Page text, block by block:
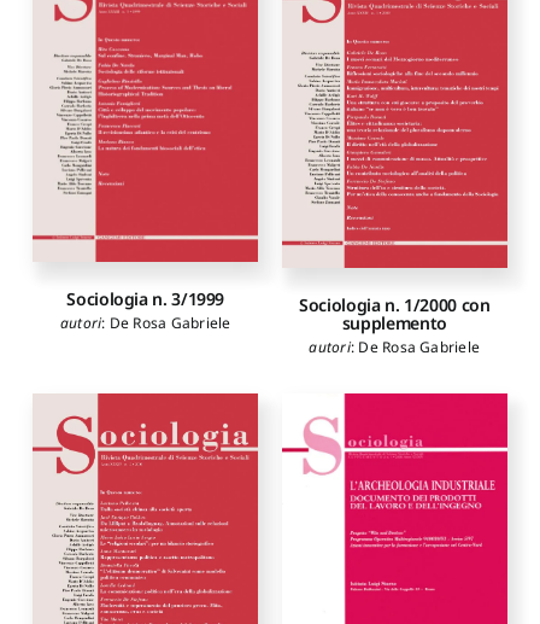
Sociologia n. 3/1999
autori: De Rosa Gabriele
Sociologia n. 1/2000 con
supplemento
autori: De Rosa Gabriele